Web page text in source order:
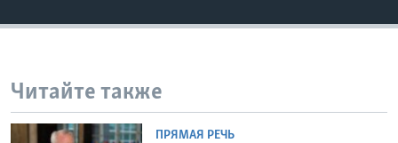
Читайте также
ПРЯМАЯ РЕЧЬ